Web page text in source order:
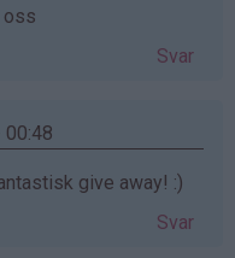
oss
Svar
00:48
give away! :)
Svar